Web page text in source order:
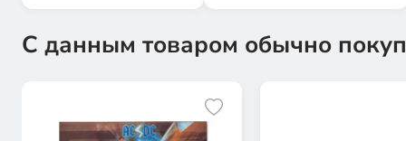
С данным товаром обычно